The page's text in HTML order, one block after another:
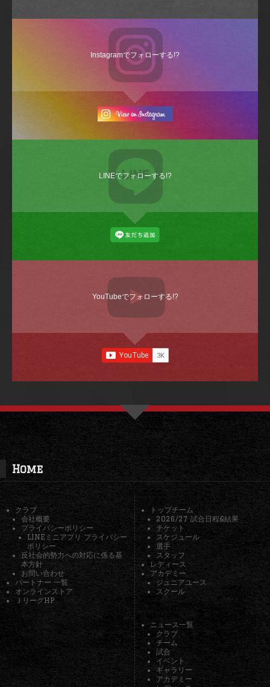
Instagramでフォローする!?
LINEでフォローする!?
YouTubeでフォローする!?
Home
クラブ
会社概要
プライバシーポリシー
LINEミニアプリ プライバシー
ポリシー
反社会的勢力への対応に係る基
本方針
お問い合わせ
パートナー 一覧
オンラインストア
ＪリーグHP
トップチーム
2026/27 試合日程&結果
チケット
スケジュール
選手
スタッフ
レディース
アカデミー
ジュニアユース
スクール
ニュース一覧
クラブ
チーム
試合
イベント
ギャラリー
アカデミー